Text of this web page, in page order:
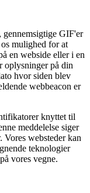
gennemsigtige GIF'er
mulighed for at
en webside eller i en
oplysninger på din
hvor siden blev
webbeacon er
knyttet til
meddelelse siger
websteder kan
teknologier
vores vegne.